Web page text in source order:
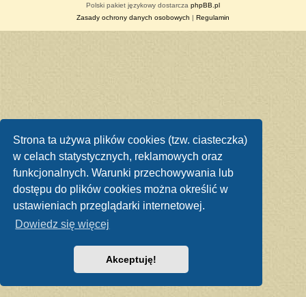
Strona ta używa plików cookies (tzw. ciasteczka)
w celach statystycznych, reklamowych oraz
funkcjonalnych. Warunki przechowywania lub
dostępu do plików cookies można określić w
ustawieniach przeglądarki internetowej.
Dowiedz się więcej
Akceptuję!
Polski pakiet językowy dostarcza phpBB.pl
Zasady ochrony danych osobowych | Regulamin